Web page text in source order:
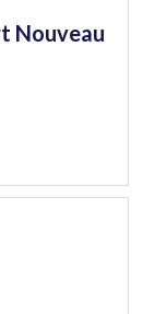
Nouveau